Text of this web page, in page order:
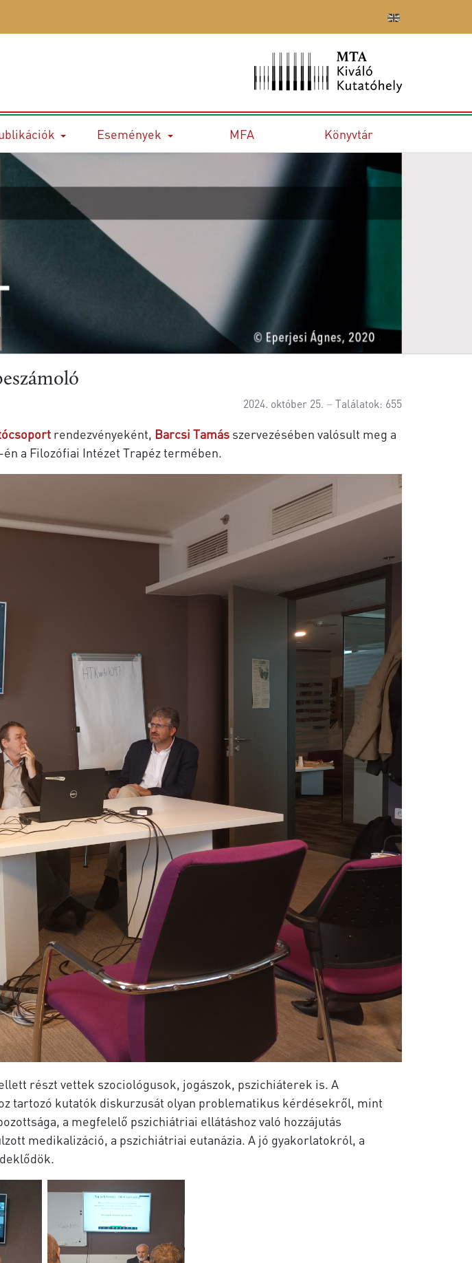
Események MFA Könyvtár
2024. október 25. Találatok: 655
rendezvényeként, Barcsi Tamás szervezésében valósult meg a
a Filozófiai Intézet Trapéz termében.
részt vettek szociológusok, jogászok, pszichiáterek is. A
tartozó kutatók diskurzusát olyan problematikus kérdésekről, mint
a megfelelő pszichiátriai ellátáshoz való hozzájutás
medikalizáció, a pszichiátriai eutanázia. A jó gyakorlatokról, a